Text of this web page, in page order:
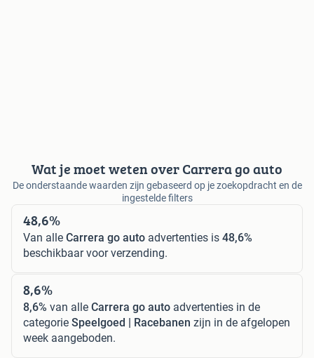
Wat je moet weten over Carrera go auto
De onderstaande waarden zijn gebaseerd op je zoekopdracht en de
ingestelde filters
48,6%
Van alle Carrera go auto advertenties is 48,6%
beschikbaar voor verzending.
8,6%
8,6% van alle Carrera go auto advertenties in de
categorie Speelgoed | Racebanen zijn in de afgelopen
week aangeboden.